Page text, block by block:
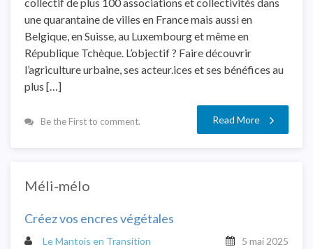
collectif de plus 100 associations et collectivités dans
une quarantaine de villes en France mais aussi en
Belgique, en Suisse, au Luxembourg et même en
République Tchèque. L’objectif ? Faire découvrir
l’agriculture urbaine, ses acteur.ices et ses bénéfices au
plus […]
Be the First to comment. Read More
Méli-mélo
Créez vos encres végétales
Le Mantois en Transition 5 mai 2025